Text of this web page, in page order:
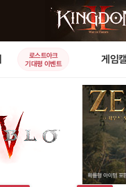
로스트아크
기대평 이벤트
게임